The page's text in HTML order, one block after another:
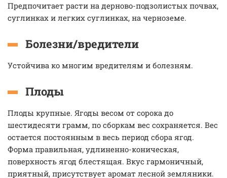
Предпочитает расти на дерново-подзолистых почвах,
суглинках и легких суглинках, на черноземе.
Болезни/вредители
Устойчива ко многим вредителям и болезням.
Плоды
Плоды крупные. Ягоды весом от сорока до
шестидесяти грамм, по сборкам вес сохраняется. Вес
остается постоянным в весь период сбора ягод.
Форма правильная, удлиненно-коническая,
поверхность ягод блестящая. Вкус гармоничный,
приятный, присутствует аромат лесной земляники.